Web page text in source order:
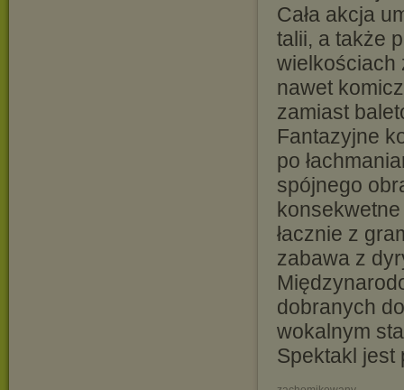
Cała akcja
talii, a także
wielkościach
nawet
zamiast
Fantazyjne
po
spójnego
łacznie z
zabawa z
dobranych
wokalnym
Spektakl jest